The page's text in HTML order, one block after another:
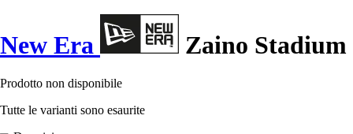
New Era Zaino Stadium
Prodotto non disponibile
Tutte le varianti sono esaurite